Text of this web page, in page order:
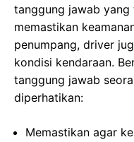
tanggung jawab yang
memastikan
penumpang, driver
kondisi kendaraan.
tanggung jawab
diperhatikan:
Memastikan agar